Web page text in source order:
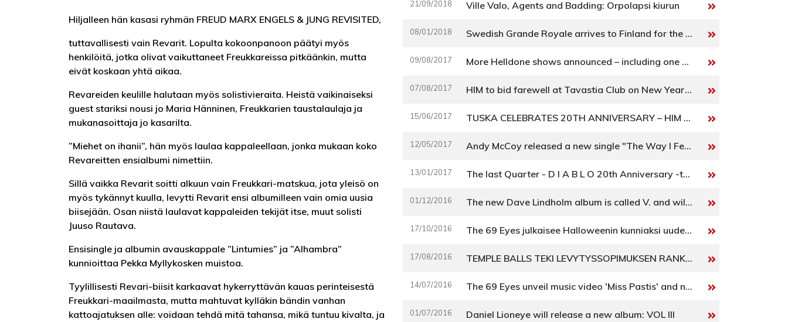
Hiljalleen hän kasasi ryhmän FREUD MARX ENGELS & JUNG REVISITED,
tuttavallisesti vain Revarit. Lopulta kokoonpanoon päätyi myös
henkilöitä, jotka olivat vaikuttaneet Freukkareissa pitkäänkin, mutta
eivät koskaan yhtä aikaa.
Revareiden keulille halutaan myös solistivieraita. Heistä vaikinaiseksi
guest stariksi nousi jo Maria Hänninen, Freukkarien taustalaulaja ja
mukanasoittaja jo kasarilta.
”Miehet on ihanii”, hän myös laulaa kappaleellaan, jonka mukaan koko
Revareitten ensialbumi nimettiin.
Sillä vaikka Revarit soitti alkuun vain Freukkari-matskua, jota yleisö on
myös tykännyt kuulla, levytti Revarit ensi albumilleen vain omia uusia
biisejään. Osan niistä laulavat kappaleiden tekijät itse, muut solisti
Juuso Rautava.
Ensisingle ja albumin avauskappale ”Lintumies” ja ”Alhambra”
kunnioittaa Pekka Myllykosken muistoa.
Tyylillisesti Revari-biisit karkaavat hykerryttävän kauas perinteisestä
Freukkari-maailmasta, mutta mahtuvat kylläkin bändin vanhan
kattoajatuksen alle: voidaan tehdä mitä tahansa, mikä tuntuu kivalta, ja
21/09/2018 Ville Valo, Agents and Badding: Orpolapsi kiurun
08/01/2018 Swedish Grande Royale arrives to Finland for the first time in February
09/08/2017 More Helldone shows announced – including one all ages show
07/08/2017 HIM to bid farewell at Tavastia Club on New Year’s Eve
15/06/2017 TUSKA CELEBRATES 20TH ANNIVERSARY – HIM TO HEADLINE
12/05/2017 Andy McCoy released a new single "The Way I Feel"
13/01/2017 The last Quarter - D I A B L O 20th Anniversary -tour starts on January
01/12/2016 The new Dave Lindholm album is called V. and will be released on 2nd of December
17/10/2016 The 69 Eyes julkaisee Halloweenin kunniaksi uuden videosinglen "Lady Darkness"
17/08/2016 TEMPLE BALLS TEKI LEVYTYSSOPIMUKSEN RANKA KUSTANNUKSEN KANSSA
14/07/2016 The 69 Eyes unveil music video 'Miss Pastis' and new tourdates
01/07/2016 Daniel Lioneye will release a new album: VOL III